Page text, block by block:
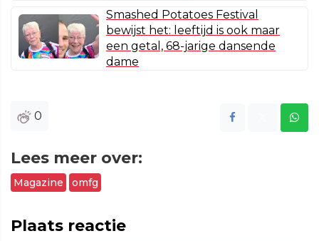
Smashed Potatoes Festival
bewijst het: leeftijd is ook maar
een getal, 68-jarige dansende
dame
0
Lees meer over:
Magazine omfg
Plaats reactie